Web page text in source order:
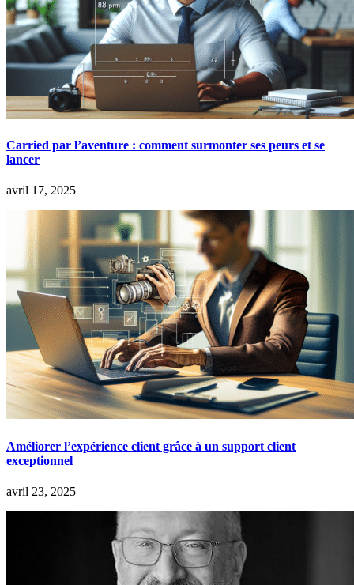
Carried par l’aventure : comment surmonter ses peurs et se
lancer
avril 17, 2025
Améliorer l’expérience client grâce à un support client
exceptionnel
avril 23, 2025